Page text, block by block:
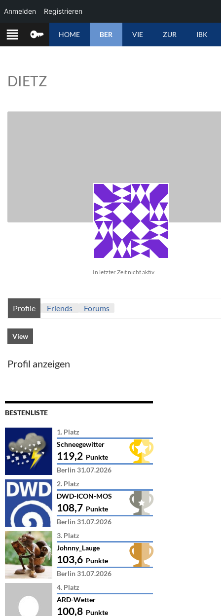
ZUM
INHALT
HOME BER VIE ZUR IBK
DIETZ
In letzter Zeit nicht aktiv
Profile Friends Forums
View
Profil anzeigen
BESTENLISTE
1. Platz
Schneegewitter
119,2 Punkte
Berlin 31.07.2026
2. Platz
DWD-ICON-MOS
108,7 Punkte
Berlin 31.07.2026
3. Platz
Johnny_Lauge
103,6 Punkte
Berlin 31.07.2026
4. Platz
ARD-Wetter
100,8 Punkte
Anmelden Registrieren